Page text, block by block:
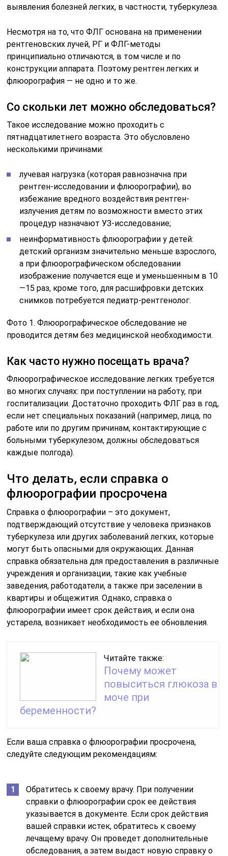
выявления болезней легких, в частности, туберкулеза.
Несмотря на то, что ФЛГ основана на применении
рентгеновских лучей, РГ и ФЛГ-методы
принципиально отличаются, в том числе и по
конструкции аппарата. Поэтому рентген легких и
флюорография — не одно и то же.
Со скольки лет можно обследоваться?
Такое исследование можно проходить с
пятнадцатилетнего возраста. Это обусловлено
несколькими причинами:
лучевая нагрузка (которая равнозначна при
рентген-исследовании и флюорографии), во
избежание вредного воздействия рентген-
излучения детям по возможности вместо этих
процедур назначают УЗ-исследование;
неинформативность флюорографии у детей:
детский организм значительно меньше взрослого,
а при флюорографическом обследовании
изображение получается еще и уменьшенным в 10
—15 раз, кроме того, для расшифровки детских
снимков потребуется педиатр-рентгенолог.
Фото 1. Флюорографическое обследование не
проводится детям без медицинской необходимости.
Как часто нужно посещать врача?
Флюорографическое исследование легких требуется
во многих случаях: при поступлении на работу, при
госпитализации. Достаточно проходить ФЛГ раз в год,
если нет специальных показаний (например, лица, по
работе или по другим причинам, контактирующие с
больными туберкулезом, должны обследоваться
каждые полгода).
Что делать, если справка о
флюорографии просрочена
Справка о флюорографии – это документ,
подтверждающий отсутствие у человека признаков
туберкулеза или других заболеваний легких, которые
могут быть опасными для окружающих. Данная
справка обязательна для предоставления в различные
учреждения и организации, такие как учебные
заведения, работодатели, а также при заселении в
квартиры и общежития. Однако, справка о
флюорографии имеет срок действия, и если она
устарела, возникает необходимость ее обновления.
Читайте также:
Почему может
повыситься глюкоза в
моче при
беременности?
Если ваша справка о флюорографии просрочена,
следуйте следующим рекомендациям:
Обратитесь к своему врачу. При получении
справки о флюорографии срок ее действия
указывается в документе. Если срок действия
вашей справки истек, обратитесь к своему
лечащему врачу. Он проведет дополнительные
обследования, а затем выдаст новую справку о